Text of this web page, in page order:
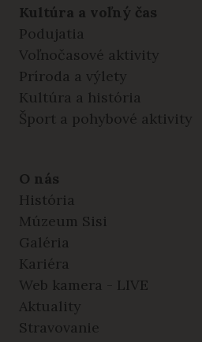
Kultúra a voľný čas
Podujatia
Voľnočasové aktivity
Príroda a výlety
Kultúra a história
Šport a pohybové aktivity
O nás
História
Múzeum Sisi
Galéria
Kariéra
Web kamera - LIVE
Aktuality
Stravovanie